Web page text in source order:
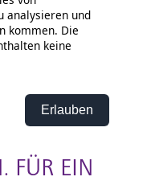
FÜR EIN